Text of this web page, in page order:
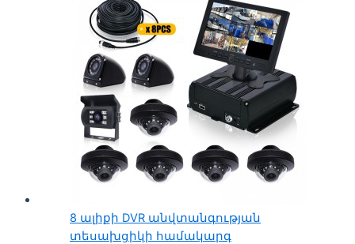
8 ալիքի DVR անվտանգության
տեսախցիկի համակարգ